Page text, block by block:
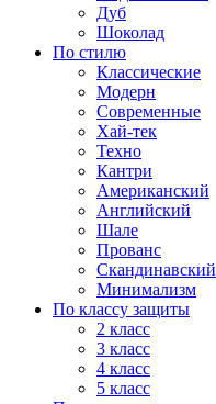
Дуб
Шоколад
По стилю
Классические
Модерн
Современные
Хай-тек
Техно
Кантри
Американский
Английский
Шале
Прованс
Скандинавский
Минимализм
По классу защиты
2 класс
3 класс
4 класс
5 класс